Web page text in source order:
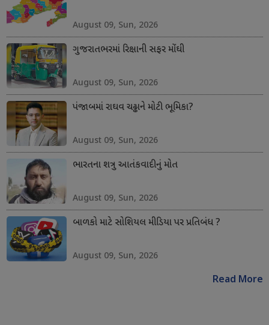
August 09, Sun, 2026
ગુજરાતભરમાં રિક્ષાની સફર મોંઘી
August 09, Sun, 2026
પંજાબમાં રાઘવ ચઢ્ઢાને મોટી ભૂમિકા?
August 09, Sun, 2026
ભારતના શત્રુ આતંકવાદીનું મોત
August 09, Sun, 2026
બાળકો માટે સોશિયલ મીડિયા પર પ્રતિબંધ ?
August 09, Sun, 2026
Read More